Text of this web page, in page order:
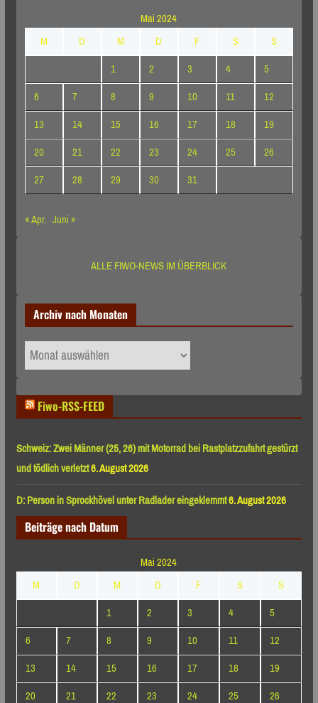
Mai 2024
M
D M D F S
S
1
2 3 4
5
6
7 8 9 10 11
12
13
14 15 16 17 18
19
20
21 22 23 24 25
26
27
28 29 30
31
« Apr. Juni »
ALLE FIWO-NEWS IM ÜBERBLICK
Archiv nach Monaten
Archiv
nach
Fiwo-RSS-FEED
Schweiz: Zwei Männer (25, 26) mit Motorrad bei Rastplatzzufahrt gestürzt
und tödlich verletzt6. August 2026
D: Person in Sprockhövel unter Radlader eingeklemmt6. August 2026
Beiträge nach Datum
Mai 2024
M
D M D F S
S
1
2 3 4
5
6
7 8 9 10 11
12
13
14 15 16 17 18
19
20
21 22 23 24 25 26